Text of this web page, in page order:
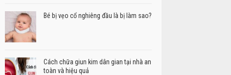
Bé bị vẹo cổ nghiêng đầu là bị làm sao?
Cách chữa giun kim dân gian tại nhà an
toàn và hiệu quả